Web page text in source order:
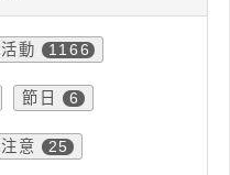
活動 1166
節日 6
注意 25